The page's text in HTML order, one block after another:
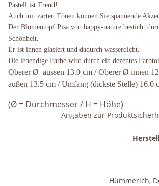
Pastell ist Trend!
Auch mit zarten Tönen können Sie spannende
Der Blumentopf Pisa von happy-nature besticht
Schönheit.
Er ist innen glasiert und dadurch wasserdicht.
Die lebendige Farbe wird durch ein dezentes
ObererØ aussen 13.0 cm / Oberer Ø innen
außen 13.5 cm / Umfang (dickste Stelle) 16.0
(Ø = Durchmesser / H = Höhe)
Angaben zur
Hümmerich,